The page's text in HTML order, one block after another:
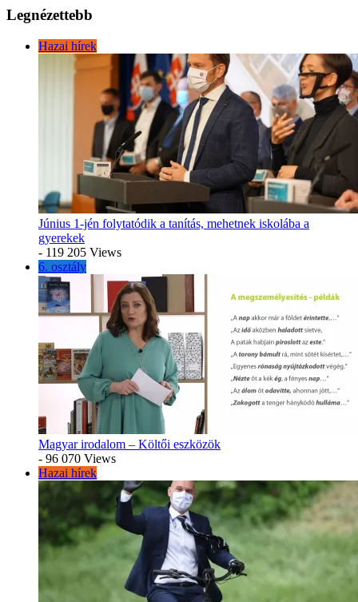
Legnézettebb
Hazai hírek
Június 1-jén folytatódik a tanítás, mehetnek iskolába a
gyerekek
- 119 205 Views
6. osztály
Magyar irodalom – Költői eszközök
- 96 070 Views
Hazai hírek